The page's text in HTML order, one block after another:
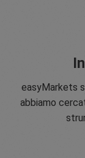
easyMarkets
abbiamo